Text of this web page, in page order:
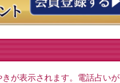
が表示されます。電話占い